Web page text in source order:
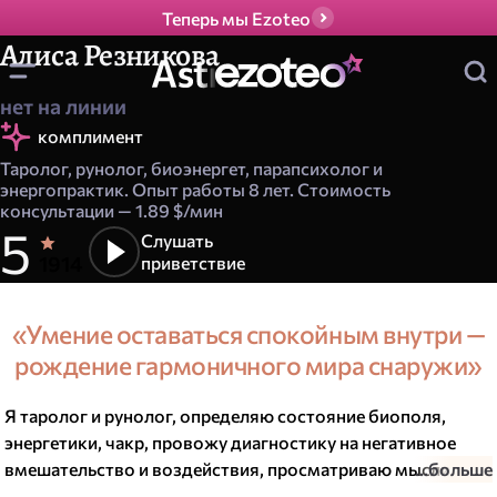
Теперь мы Ezoteo
Алиса Резникова
нет на линии
Таролог, рунолог, биоэнергет, парапсихолог и
энергопрактик. Опыт работы 8 лет. Стоимость
консультации — 1.89 $/мин
комплимент
Р
е
й
т
5
з
в
ё
з
а
с
н
о
а
н
и
и
о
ц
н
о
к
Слушать
приветствие
Я таролог и рунолог, определяю состояние биополя,
энергетики, чакр, провожу диагностику на негативное
вмешательство и воздействия, просматриваю мысли,...больше
«Умение оставаться спокойным внутри —
рождение гармоничного мира снаружи»